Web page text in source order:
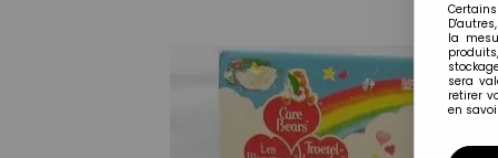
la
sera
retirer
en